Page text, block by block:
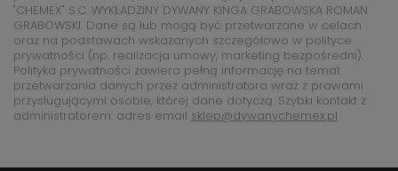
"CHEMEX" S.C. WYKŁADZINY DYWANY KINGA GRABOWSKA ROMAN
GRABOWSKI. Dane są lub mogą być przetwarzane w celach
oraz na podstawach wskazanych szczegółowo w polityce
prywatności (np. realizacja umowy, marketing bezpośredni).
Polityka prywatności zawiera pełną informację na temat
przetwarzania danych przez administratora wraz z prawami
przysługującymi osobie, której dane dotyczą. Szybki kontakt z
administratorem: adres email sklep@dywanychemex.pl